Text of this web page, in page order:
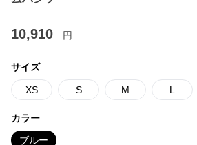
10,910 円
サイズ
XS S M L
カラー
ブルー